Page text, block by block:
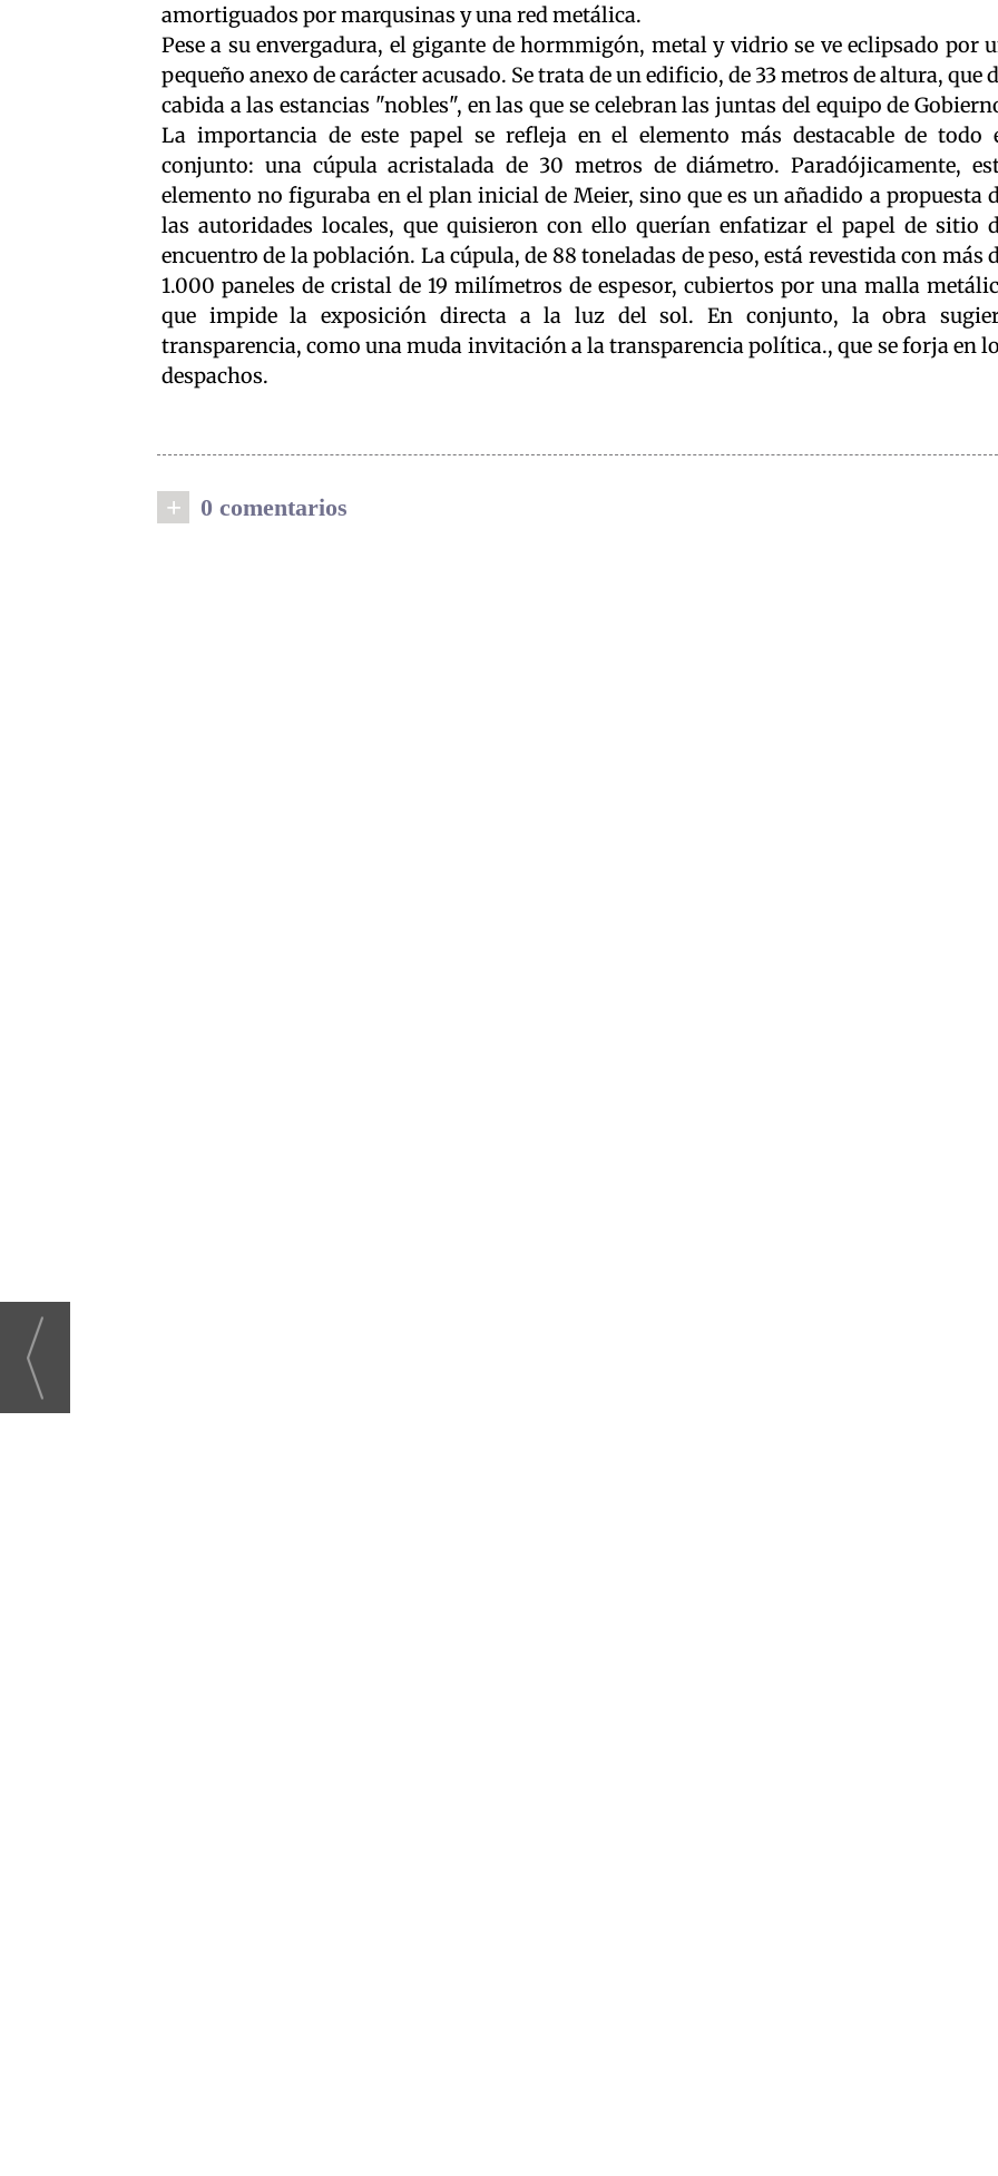
amortiguados por marqusinas y una red metálica.
Pese a su envergadura, el gigante de hormmigón, metal y vidrio se ve eclipsado por
pequeño anexo de carácter acusado. Se trata de un edificio, de 33 metros de altura, que
cabida a las estancias "nobles", en las que se celebran las juntas del equipo de
La importancia de este papel se refleja en el elemento más destacable de todo
conjunto: una cúpula acristalada de 30 metros de diámetro. Paradójicamente,
elemento no figuraba en el plan inicial de Meier, sino que es un añadido a propuesta
las autoridades locales, que quisieron con ello querían enfatizar el papel de sitio
encuentro de la población. La cúpula, de 88 toneladas de peso, está revestida con más
1.000 paneles de cristal de 19 milímetros de espesor, cubiertos por una malla
que impide la exposición directa a la luz del sol. En conjunto, la obra
transparencia, como una muda invitación a la transparencia política., que se forja en
despachos.
+ 0 comentarios